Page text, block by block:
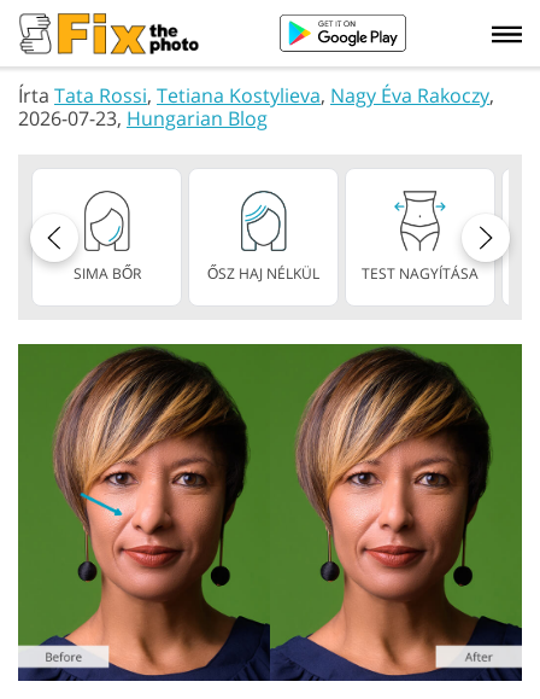
Írta Tata Rossi, Tetiana Kostylieva, Nagy Éva Rakoczy,
2026-07-23, Hungarian Blog
SIMA BŐR ŐSZ HAJ NÉLKÜL TEST NAGYÍTÁSA